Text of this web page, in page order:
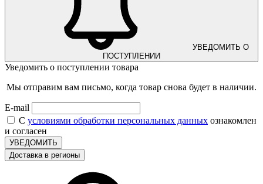
УВЕДОМИТЬ О
ПОСТУПЛЕНИИ
Уведомить о поступлении товара
Мы отправим вам письмо, когда товар снова будет в наличии.
E-mail
С условиями обработки персональных данных ознакомлен
и согласен
УВЕДОМИТЬ
Доставка в регионы